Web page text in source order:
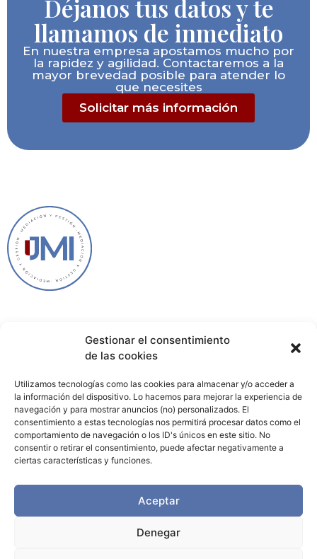
Gestionar el consentimiento
de las cookies
Utilizamos tecnologías como las cookies para almacenar y/o acceder a
la información del dispositivo. Lo hacemos para mejorar la experiencia de
navegación y para mostrar anuncios (no) personalizados. El
consentimiento a estas tecnologías nos permitirá procesar datos como el
comportamiento de navegación o los ID's únicos en este sitio. No
consentir o retirar el consentimiento, puede afectar negativamente a
ciertas características y funciones.
Aceptar
Denegar
Déjanos tus datos y te
llamamos de inmediato
En nuestra empresa apostamos mucho por
la rapidez y agilidad. Contactaremos a la
mayor brevedad posible para atender lo
que necesites
Solicitar más información
Política de privacidad
Política de cookies
Aviso legal
Contacto
+34 661 307 039
C/ Goya, 56 5º dcha